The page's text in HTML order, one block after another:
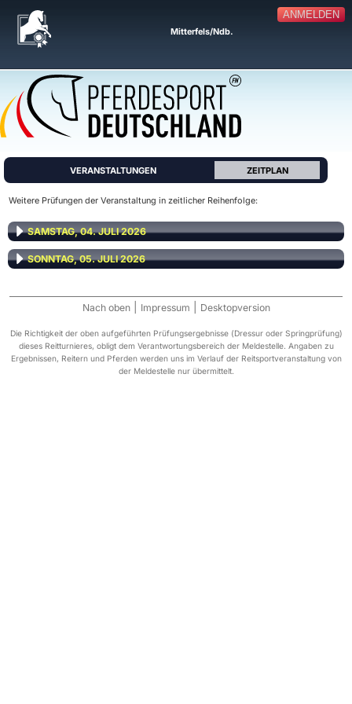
ANMELDEN
Mitterfels/Ndb.
VERANSTALTUNGEN ZEITPLAN
Weitere Prüfungen der Veranstaltung in zeitlicher Reihenfolge:
SAMSTAG, 04. JULI 2026
SONNTAG, 05. JULI 2026
Nach oben Impressum Desktopversion
Die Richtigkeit der oben aufgeführten Prüfungsergebnisse (Dressur oder Springprüfung)
dieses Reitturnieres, obligt dem Verantwortungsbereich der Meldestelle. Angaben zu
Ergebnissen, Reitern und Pferden werden uns im Verlauf der Reitsportveranstaltung von
der Meldestelle nur übermittelt.